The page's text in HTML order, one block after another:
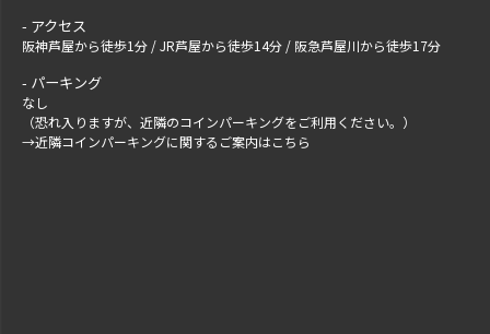
アクセス
阪神芦屋から徒歩1分 / JR芦屋から徒歩14分 / 阪急芦屋川から徒歩17分
パーキング
なし
（恐れ入りますが、近隣のコインパーキングをご利用ください。）
→近隣コインパーキングに関するご案内はこちら